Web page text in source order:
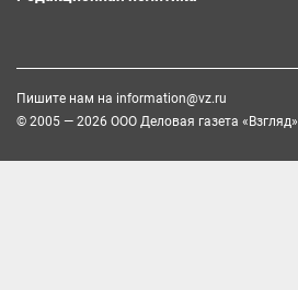
Пишите нам на information@vz.ru
© 2005 — 2026 ООО Деловая газета «Взгляд»